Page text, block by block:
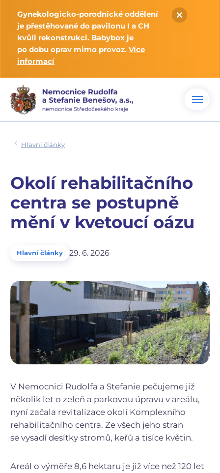
Gynekologicko-porodnické oddělení
je přestěhované do pavilonu I a CH
kvůli rekonstrukci. Babybox je
po dobu oprav mimo provoz. Více
informací
Hlavní články
Okolí rehabilitačního
centra se postupně
mění v kvetoucí oázu
Hlavní články 29. 6. 2026
V Nemocnici Rudolfa a Stefanie pečujeme již
několik let o zeleň a parkovou úpravu v areálu,
nyní začala revitalizace okolí Komplexního
rehabilitačního centra. Ze všech jeho stran
se vysadí desítky stromů, keřů a tisíce květin.
Areál o výměře 8,6 hektaru je již více než 120 let